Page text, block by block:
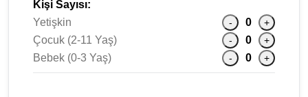
Kişi Sayısı:
Yetişkin
- 0 +
Çocuk (2-11 Yaş) - 0 +
Bebek (0-3 Yaş) - 0 +